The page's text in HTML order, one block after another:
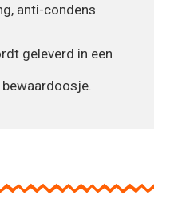
anti-condens
geleverd in een